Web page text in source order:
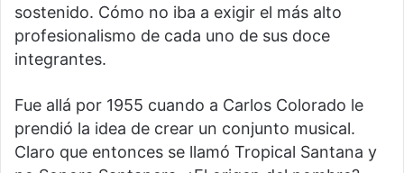
sostenido. Cómo no iba a exigir el más alto
profesionalismo de cada uno de sus doce
integrantes.
Fue allá por 1955 cuando a Carlos Colorado le
prendió la idea de crear un conjunto musical.
Claro que entonces se llamó Tropical Santana y